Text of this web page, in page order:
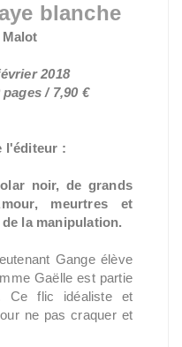
blanche
2018
/ 7,90 €
l'éditeur :
noir, de grands
meurtres et
la manipulation.
Gange élève
Gaëlle est partie
Ce flic idéaliste et
ne pas craquer et